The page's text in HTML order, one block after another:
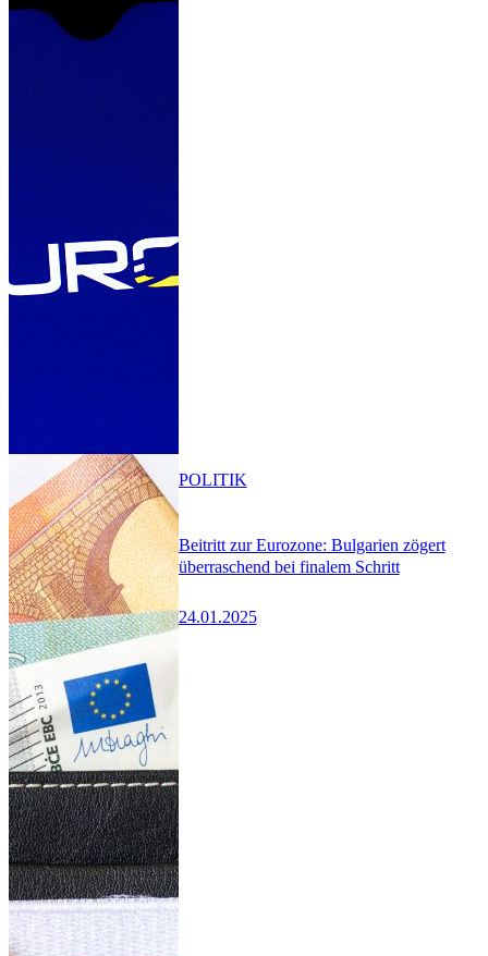
Beitritt zur Eurozone: Bulgarien zögert
überraschend bei finalem Schritt
24.01.2025
POLITIK